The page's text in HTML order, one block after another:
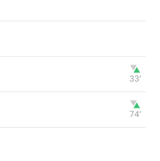
33‎’‎
74‎’‎